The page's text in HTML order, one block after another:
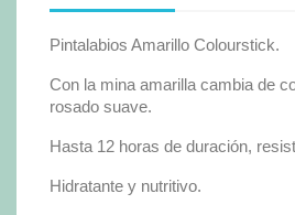
Pintalabios Amarillo Colourstick.
Con la mina amarilla cambia de
rosado suave.
Hasta 12 horas de duración,
Hidratante y nutritivo.